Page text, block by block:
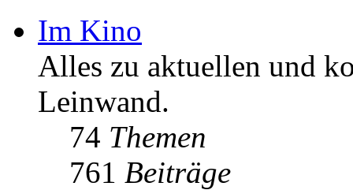
Im Kino
Alles zu aktuellen und
Leinwand.
74 Themen
761 Beiträge